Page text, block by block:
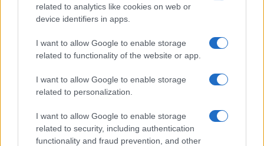
related to analytics like cookies on web or
device identifiers in apps.
I want to allow Google to enable storage
related to functionality of the website or app.
I want to allow Google to enable storage
related to personalization.
I want to allow Google to enable storage
related to security, including authentication
functionality and fraud prevention, and other
(PAXG)
$0.022
kpk ETH Prime
(KPK ETH PRIME)
$2,034.90